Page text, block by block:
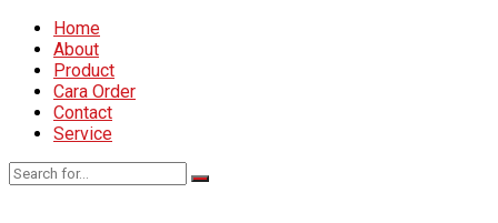
Home
About
Product
Cara Order
Contact
Service